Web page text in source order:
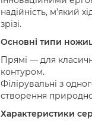
надійність, м’який
зрізі.
Основні типи
Прямі — для
контуром.
Філірувальні з
створення
Характеристики